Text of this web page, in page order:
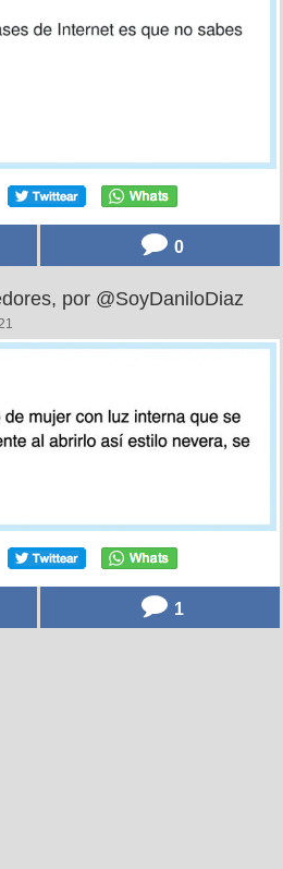
0
por @SoyDaniloDiaz
1